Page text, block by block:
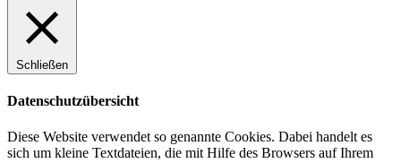
Schließen
Datenschutzübersicht
Diese Website verwendet so genannte Cookies. Dabei handelt es
sich um kleine Textdateien, die mit Hilfe des Browsers auf Ihrem